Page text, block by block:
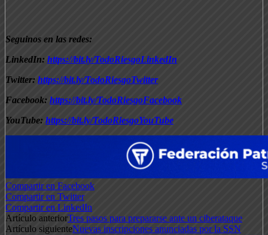
Seguinos en las redes:
LinkedIn: https://bit.ly/TodoRiesgoLinkedIn
Twitter: https://bit.ly/TodoRiesgoTwitter
Facebook: https://bit.ly/TodoRiesgoFacebook
YouTube: https://bit.ly/TodoRiesgoYouTube
Compartir en Facebook
Compartir en Twitter
Compartir en LinkedIn
Artículo anteriorTres pasos para prepararse ante un ciberataque
Artículo siguienteNuevas inscripciones anunciadas por la SSN